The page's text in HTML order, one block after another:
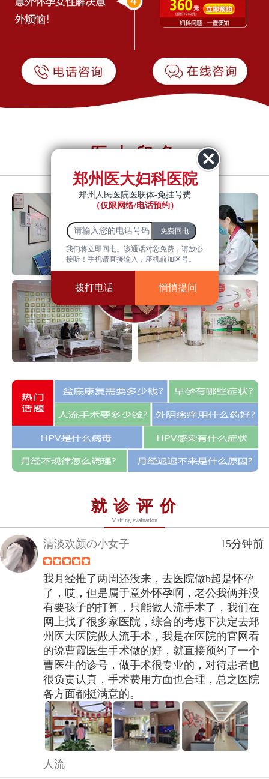
医大印象
就诊评价
Visiting evaluation
清淡欢颜の小女子 15分钟前
我月经推了两周还没来，去医院做b超是怀孕
了，哎，但是属于意外怀孕啊，老公我俩并没
有要孩子的打算，只能做人流手术了，我们在
网上找了很多家医院，综合的考虑下决定去郑
州医大医院做人流手术，我是在医院的官网看
的说曹霞医生手术做的好，就直接预约了一个
曹医生的诊号，做手术很专业的，对待患者也
很负责认真，手术费用方面也合理，总之医院
各方面都挺满意的。
人流
郑州医大妇科医院
郑州人民医院医联体-免挂号费
（仅限网络/电话预约）
我们将立即回电。该通话对您免费，请放心
接听！手机请直接输入，座机前加区号。
拨打电话 悄悄提问